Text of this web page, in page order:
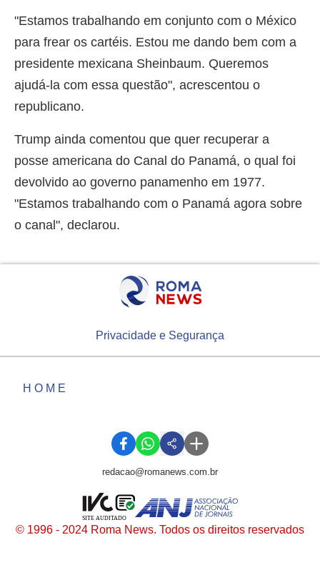
"Estamos trabalhando em conjunto com o México
para frear os cartéis. Estou me dando bem com a
presidente mexicana Sheinbaum. Queremos
ajudá-la com essa questão", acrescentou o
republicano.
Trump ainda comentou que quer recuperar a
posse americana do Canal do Panamá, o qual foi
devolvido ao governo panamenho em 1977.
"Estamos trabalhando com o Panamá agora sobre
o canal", declarou.
Privacidade e Segurança
HOME
redacao@romanews.com.br
© 1996 - 2024 Roma News. Todos os direitos reservados
SITE AUDITADO